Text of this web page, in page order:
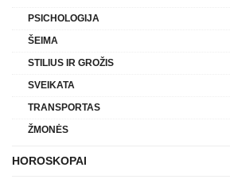
PSICHOLOGIJA
ŠEIMA
STILIUS IR GROŽIS
SVEIKATA
TRANSPORTAS
ŽMONĖS
HOROSKOPAI